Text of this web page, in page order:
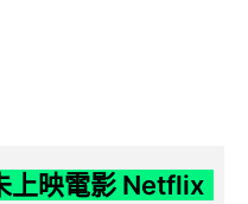
上映電影 Netflix